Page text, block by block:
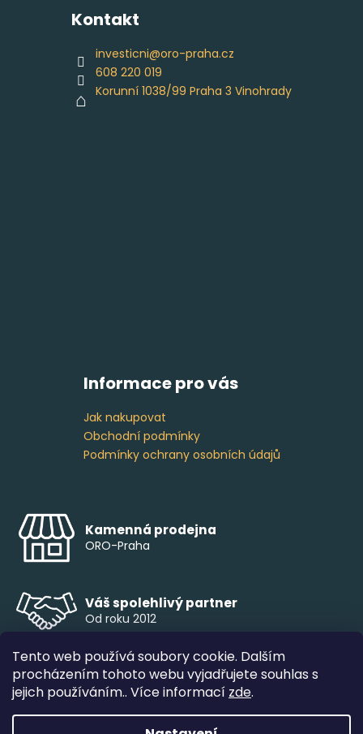
Tento web používá soubory cookie. Dalším
procházením tohoto webu vyjadřujete souhlas s
jejich používáním.. Více informací zde.
Kontakt
investicni@oro-praha.cz
608 220 019
Korunní 1038/99 Praha 3 Vinohrady
Informace pro vás
Jak nakupovat
Obchodní podmínky
Podmínky ochrany osobních údajů
Kamenná prodejna
ORO-Praha
Váš spolehlivý partner
Od roku 2012
Profesionální služby
Individuální přístup